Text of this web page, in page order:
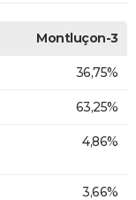
Montluçon-3
36,75%
63,25%
4,86%
3,66%